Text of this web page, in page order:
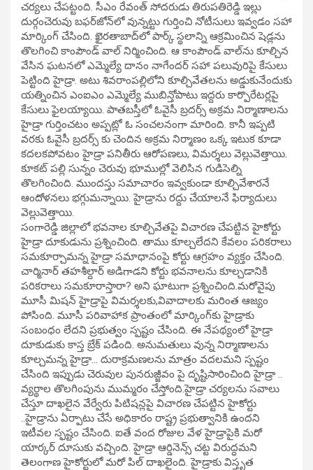
చర్యలు చేపట్టంది. సీఎం రేవంత్‌ సోదరుడు తిరుపతిరెడ్డి ఇల్లు
దుర్గంచెరువు బఫర్‌జోన్‌లో వున్నట్టు గుర్తించి నోటీసులు ఇవ్వడం సహా
మార్కింగ్‌ చేసింది. ఖైరతాబాద్‌లో పార్క్‌ స్థలాన్ని ఆక్రమించిన షెడ్లను
తొలగించి కాంపౌండ్‌ వాల్‌ నిర్మించింది. ఆ కాంపౌండ్‌ వాల్‌ను కూల్చిన
వేసిన ఘటనలో ఎమ్మెల్యే దానం నాగేందర్‌ సహా పలువురిపై కేసులు
పెట్టింది హైడ్రా. అటు శివరాంపల్లిలోని కూల్చివేతలను అడ్డుకునేందుకు
యత్నించిన ఎంఐఎం ఎమ్మెల్యే ముబిన్తోపాటు ఇద్దరు కార్పొరేటర్లపై
కేసులు ఫైలయ్యాయి. పాతబస్తీలో ఓవైసీ బ్రదర్స్ అక్రమ నిర్మాణాలను
హైడ్రా గుర్తించటం అప్పట్లో ఓ సంచలనంగా మారింది. కానీ ఇప్పటి
వరకు ఓవైసీ బ్రదర్స్ కు చెందిన అక్రమ నిర్మాణం ఒక్క ఇటుక కూడా
కదలకపోవటం హైడ్రా పనితీరు ఆరోపణలు, విమర్శలు వెల్లువెత్తాయి.
కూకట్ పల్లి సున్నం చెరువు భూముల్లో వెలిసిన గుడిసెల్ని
తొలగించింది. ముందస్తు సమాచారం ఇవ్వకుండా కూల్చివేశారనే
ఆందోళనలు భగ్గుమన్నాయి. హైడ్రాను రద్దు చేయాలనే ఫిర్యాదులు
వెల్లువెత్తాయి.
సంగారెడ్డి జిల్లాలో భవనాల కూల్చివేతపై విచారణ చేపట్టిన హైకోర్టు
హైడ్రా దూకుడును ప్రశ్నించింది. తాము కూల్చలేదని కేవలం పరికరాలు
సమకూర్చామన్న హైడ్రా సమాధానంపై కోర్టు ఆగ్రహం వ్యక్తం చేసింది.
చార్మినార్‌ తహశీల్దార్‌ అడిగాడని కోర్టు భవనాలను కూల్చడానికి
పరికరాలు సమకూరాస్తారా? అని ఘాటుగా ప్రశ్నించింది.మరోవైపు
మూసీ మిషన్‌ హైడ్రాపై విమర్శలకు,వివాదాలకు మరింత ఆజ్యం
పోసింది. మూసీ పరివాహాక ప్రాంతంలో మార్కింగ్‌కు హైడ్రాకు
సంబంధం లేదని ప్రభుత్వం స్పష్టం చేసింది. ఈ నేపథ్యంలో హైడ్రా
దూకుడుకు కాస్త బ్రేక్‌ పడింది. అనుమతులు వున్న నిర్మాణాలను
కూల్చమన్న హైడ్రా… దురాక్రమణలను మాత్రం వదలమని స్పష్టం
చేసింది ఇప్పుడు చెరువుల పునరుజ్జీవం పై దృష్టిసారించింది హైడ్రా ..
వ్యర్థాల తొలగింపును ముమ్మరం చేస్తోంది.హైడ్రా చర్యలను సవాలు
చేస్తూ దాఖలైన వేర్వేరు పిటిషన్లపై విచారణ చేపట్టిన హైకోర్టు
..హైడ్రాను ఏర్పాటు చేసే అధికారం రాష్ట్ర ప్రభుత్వానికి ఉందని
ఇటీవల స్ఫష్టం చేసింది. ఐతే వంద రోజుల వేళ హైడ్రాపైకి మరో
యార్కర్‌ దూసుకు వచ్చింది. హైడ్రా ఆర్డినెన్స్‌ చట్ట విరుద్ధమని
తెలంగాణ హైకోర్టులో మరో పిల్‌ దాఖలైంది. హైడ్రాకు విస్తృత